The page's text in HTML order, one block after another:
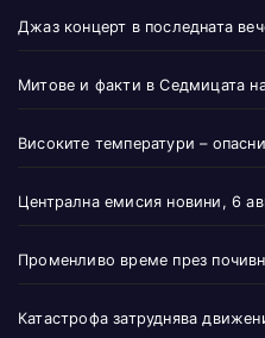
Джаз концерт в последната
Митове и факти в Седмицата
Високите температури –
Централна емисия новини, 6
Променливо време през
Катастрофа затруднява